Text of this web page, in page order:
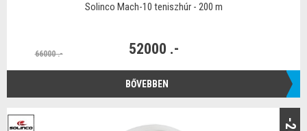
Solinco Mach-10 teniszhúr - 200 m
66000 .- 52000 .-
BŐVEBBEN